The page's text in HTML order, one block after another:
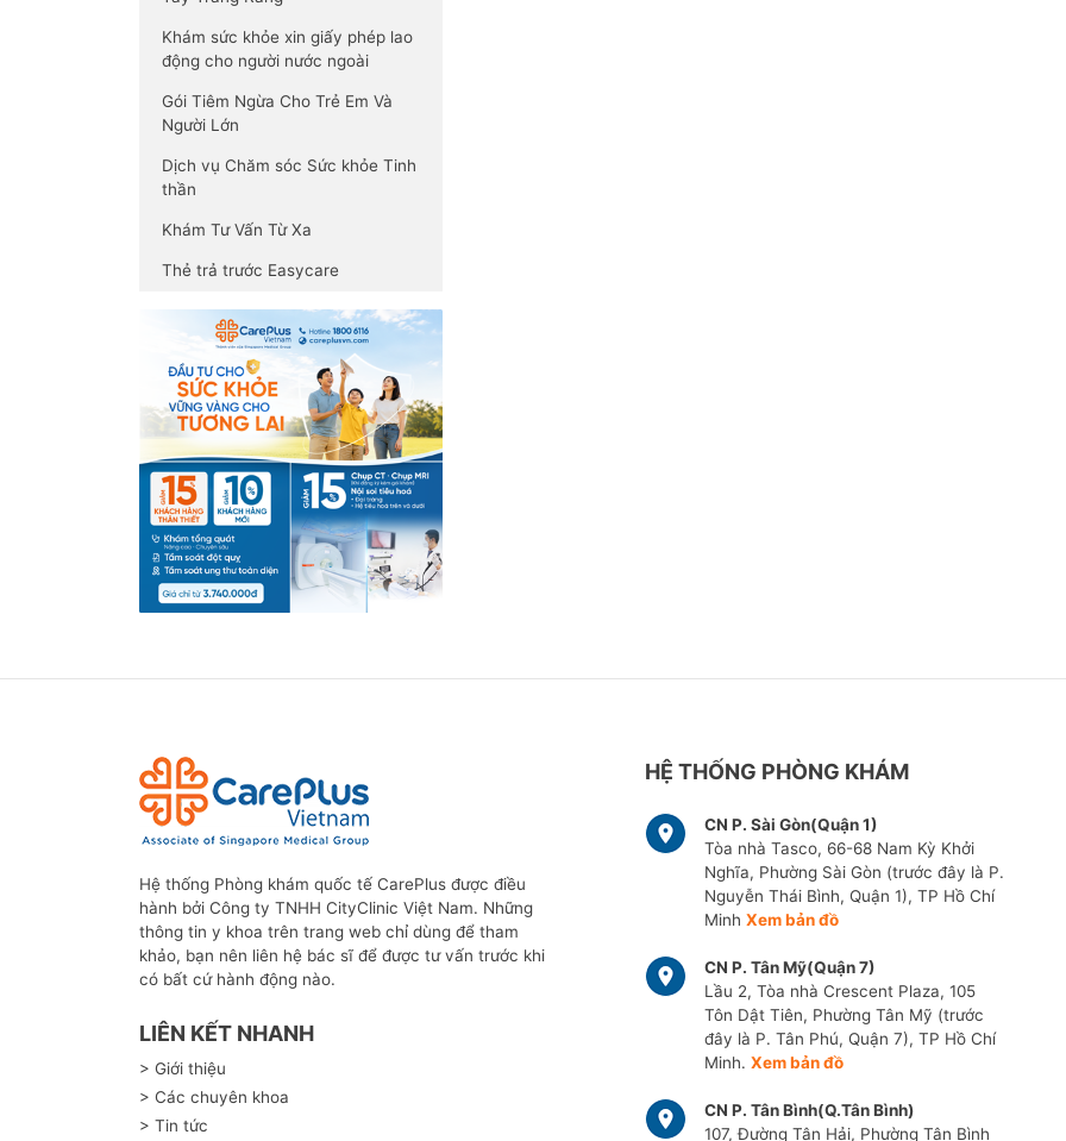
Khám sức khỏe xin giấy phép lao
động cho người nước ngoài
Gói Tiêm Ngừa Cho Trẻ Em Và
Người Lớn
Dịch vụ Chăm sóc Sức khỏe Tinh
thần
Khám Tư Vấn Từ Xa
Thẻ trả trước Easycare
Hệ thống Phòng khám quốc tế CarePlus được điều
hành bởi Công ty TNHH CityClinic Việt Nam. Những
thông tin y khoa trên trang web chỉ dùng để tham
khảo, bạn nên liên hệ bác sĩ để được tư vấn trước khi
có bất cứ hành động nào.
LIÊN KẾT NHANH
> Giới thiệu
> Các chuyên khoa
> Tin tức
HỆ THỐNG PHÒNG KHÁM
CN P. Sài Gòn(Quận 1)
Tòa nhà Tasco, 66-68 Nam Kỳ Khởi
Nghĩa, Phường Sài Gòn (trước đây là P.
Nguyễn Thái Bình, Quận 1), TP Hồ Chí
Minh Xem bản đồ
CN P. Tân Mỹ(Quận 7)
Lầu 2, Tòa nhà Crescent Plaza, 105
Tôn Dật Tiên, Phường Tân Mỹ (trước
đây là P. Tân Phú, Quận 7), TP Hồ Chí
Minh. Xem bản đồ
CN P. Tân Bình(Q.Tân Bình)
107, Đường Tân Hải, Phường Tân Bình